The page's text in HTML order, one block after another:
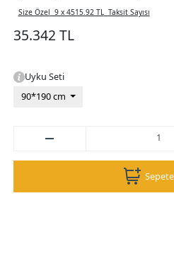
Size Özel 9 x 4515.92 TLTaksit Sayısı
35.342 TL
Uyku Seti
90*190 cm